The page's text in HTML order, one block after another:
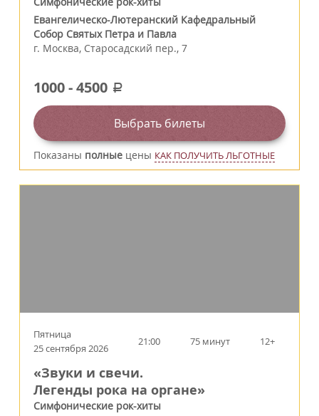
Евангелическо-Лютеранский Кафедральный
Собор Святых Петра и Павла
г. Москва, Старосадский пер., 7
1000-4500 a
Выбрать билеты
Показаны полные цены КАК ПОЛУЧИТЬ ЛЬГОТНЫЕ
Пятница
25 сентября 2026
21:00 75 минут 12+
«Звуки и свечи.
Легенды рока на органе»
Симфонические рок-хиты